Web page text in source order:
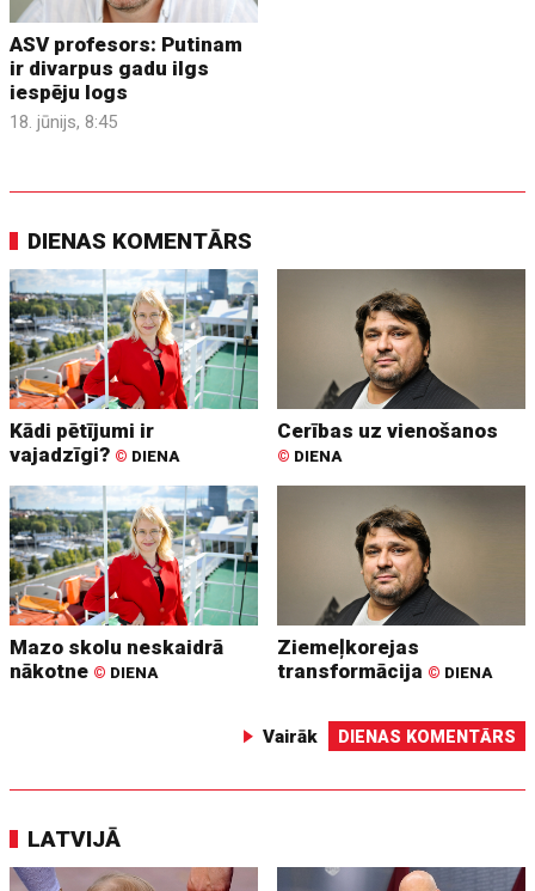
ASV profesors: Putinam
ir divarpus gadu ilgs
iespēju logs
18. jūnijs, 8:45
DIENAS KOMENTĀRS
Kādi pētījumi ir
vajadzīgi? © DIENA
Cerības uz vienošanos
© DIENA
Mazo skolu neskaidrā
nākotne © DIENA
Ziemeļkorejas
transformācija © DIENA
Vairāk DIENAS KOMENTĀRS
LATVIJĀ